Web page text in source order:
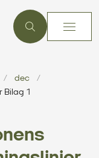
dec
Bilag 1